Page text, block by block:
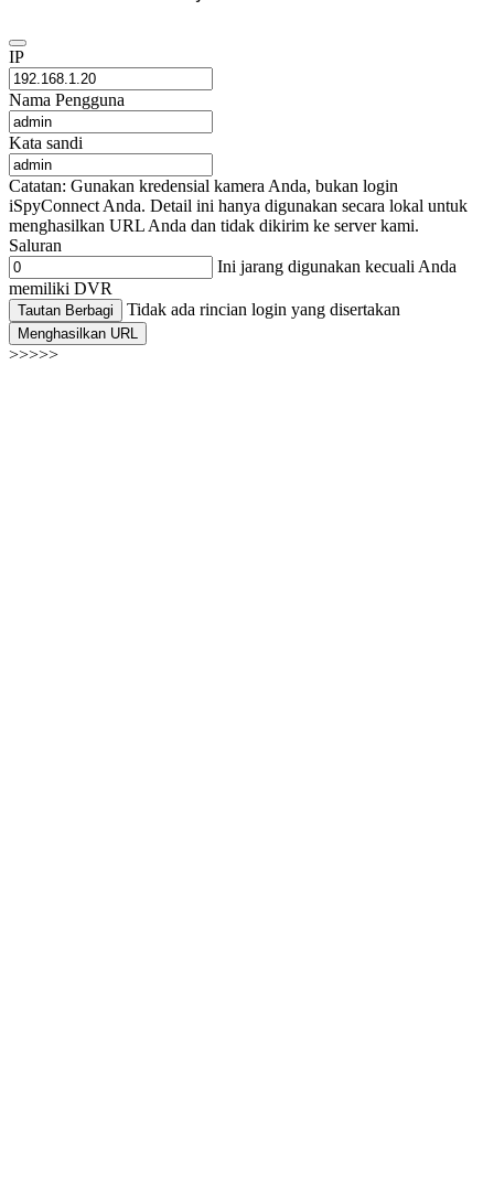
IP
Nama Pengguna
Kata sandi
Catatan: Gunakan kredensial kamera Anda, bukan login
iSpyConnect Anda. Detail ini hanya digunakan secara lokal untuk
menghasilkan URL Anda dan tidak dikirim ke server kami.
Saluran
Ini jarang digunakan kecuali Anda
memiliki DVR
Tautan Berbagi Tidak ada rincian login yang disertakan
Menghasilkan URL
>>>>>